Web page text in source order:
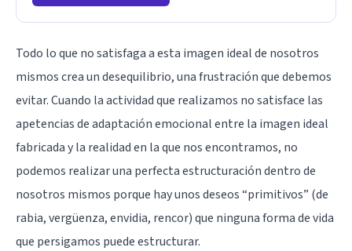
Todo lo que no satisfaga a esta imagen ideal de nosotros
mismos crea un desequilibrio, una frustración que debemos
evitar. Cuando la actividad que realizamos no satisface las
apetencias de adaptación emocional entre la imagen ideal
fabricada y la realidad en la que nos encontramos, no
podemos realizar una perfecta estructuración dentro de
nosotros mismos porque hay unos deseos “primitivos” (de
rabia, vergüenza, envidia, rencor) que ninguna forma de vida
que persigamos puede estructurar.